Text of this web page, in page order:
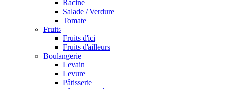
Racine
Salade / Verdure
Tomate
Fruits
Fruits d'ici
Fruits d'ailleurs
Boulangerie
Levain
Levure
Pâtisserie